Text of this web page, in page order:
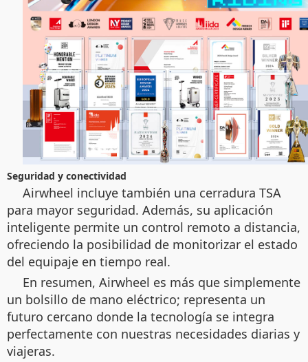
Seguridad y conectividad
Airwheel incluye también una cerradura TSA
para mayor seguridad. Además, su aplicación
inteligente permite un control remoto a distancia,
ofreciendo la posibilidad de monitorizar el estado
del equipaje en tiempo real.
En resumen, Airwheel es más que simplemente
un bolsillo de mano eléctrico; representa un
futuro cercano donde la tecnología se integra
perfectamente con nuestras necesidades diarias y
viajeras.